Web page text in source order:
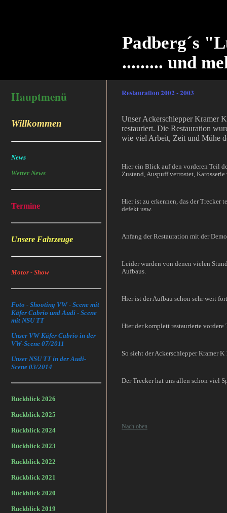
Padberg´s
......... und
Hauptmenü
Willkommen
News
Wetter News
Termine
Unsere Fahrzeuge
Motor - Show
Foto - Shooting VW - Scene mit
Käfer Cabrio und Audi - Scene
mit NSU TT
Unser VW Käfer Cabrio in der
VW-Scene 07/2011
Unser NSU TT in der Audi-
Scene 03/2014
Rückblick 2026
Rückblick 2025
Rückblick 2024
Rückblick 2023
Rückblick 2022
Rückblick 2021
Rückblick 2020
Rückblick 2019
Restauration 2002 - 2003
Unser Ackerschlepper Kramer
restauriert. Die Restauration
wie viel Arbeit, Zeit und Mühe
Hier ein Blick auf den vorderen Teil
Zustand, Auspuff verrostet,
Hier ist zu erkennen, das der Trecker
defekt usw.
Anfang der Restauration mit der
Leider wurden von denen vielen
Aufbaus.
Hier ist der Aufbau schon sehr weit
Hier der komplett restaurierte
So sieht der Ackerschlepper Kramer
Der Trecker hat uns allen schon viel
Nach oben